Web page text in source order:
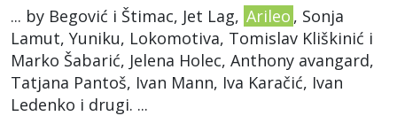
... by Begović i Štimac, Jet Lag, Arileo , Sonja
Lamut, Yuniku, Lokomotiva, Tomislav Kliškinić i
Marko Šabarić, Jelena Holec, Anthony avangard,
Tatjana Pantoš, Ivan Mann, Iva Karačić, Ivan
Ledenko i drugi. ...